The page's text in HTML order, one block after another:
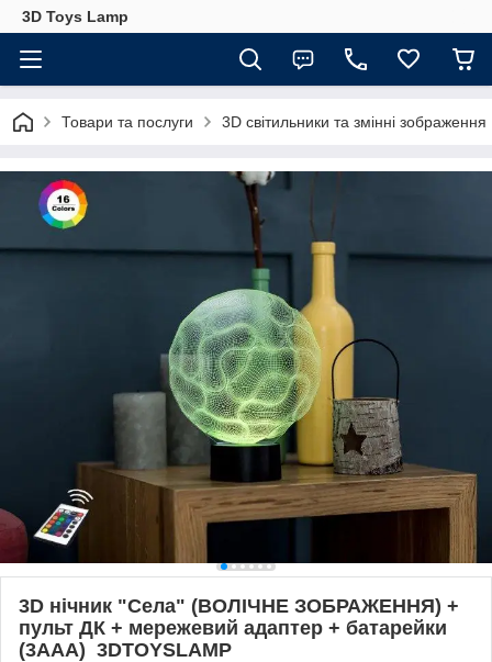
3D Toys Lamp
Товари та послуги 3D світильники та змінні зображення
3D нічник "Села" (ВОЛІЧНЕ ЗОБРАЖЕННЯ) +
пульт ДК + мережевий адаптер + батарейки
(3ААА) 3DTOYSLAMP